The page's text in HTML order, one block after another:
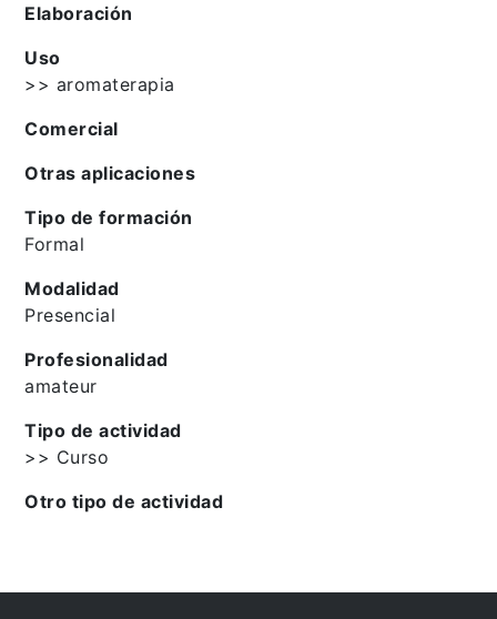
Elaboración
Uso
>> aromaterapia
Comercial
Otras aplicaciones
Tipo de formación
Formal
Modalidad
Presencial
Profesionalidad
amateur
Tipo de actividad
>> Curso
Otro tipo de actividad